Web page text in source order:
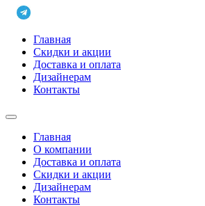
Главная
Скидки и акции
Доставка и оплата
Дизайнерам
Контакты
Главная
О компании
Доставка и оплата
Скидки и акции
Дизайнерам
Контакты